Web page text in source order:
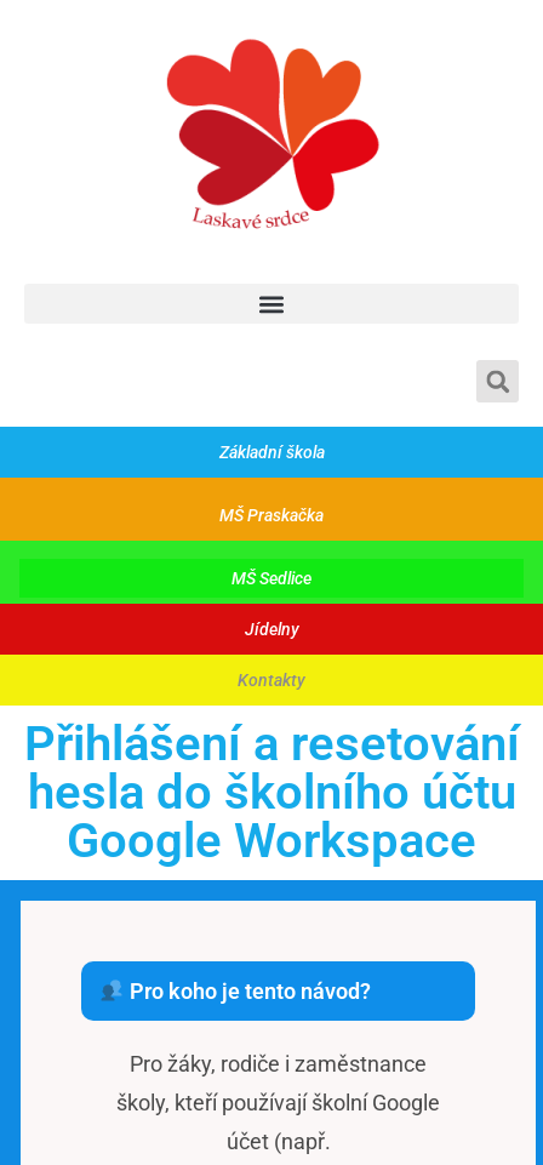
Základní škola
MŠ Praskačka
MŠ Sedlice
Jídelny
Kontakty
Přihlášení a resetování
hesla do školního účtu
Google Workspace
Pro koho je tento návod?
Pro žáky, rodiče i zaměstnance
školy, kteří používají školní Google
účet (např.